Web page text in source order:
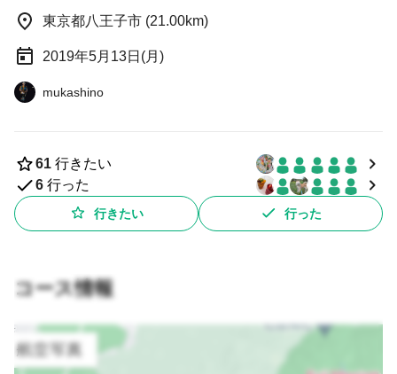
東京都八王子市 (21.00km)
2019年5月13日(月)
mukashino
61 行きたい
6 行った
行きたい 行った
コース情報